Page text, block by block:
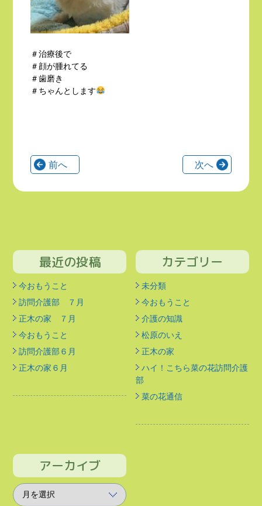
＃治療後で
＃顔が腫れてる
＃歯磨き
＃ちゃんとします
前へ 次へ
最近の投稿
今おもうこと
訪問介護部 ７月
正木の家 ７月
今おもうこと
訪問介護部６月
正木の家６月
カテゴリー
未分類
今おもうこと
介護の知識
松原のいえ
正木の家
ハイ！こちら菜の花訪問介護
部
菜の花通信
アーカイブ